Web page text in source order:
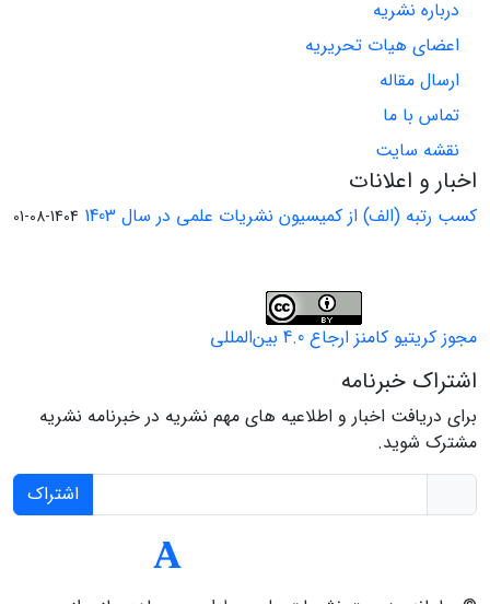
درباره نشریه
اعضای هیات تحریریه
ارسال مقاله
تماس با ما
نقشه سایت
اخبار و اعلانات
کسب رتبه (الف) از کمیسیون نشریات علمی در سال 1403 1404-08-01
مجوز کریتیو کامنز ارجاع 4.0 بین‌المللی
اشتراک خبرنامه
برای دریافت اخبار و اطلاعیه های مهم نشریه در خبرنامه نشریه
مشترک شوید.
اشتراک